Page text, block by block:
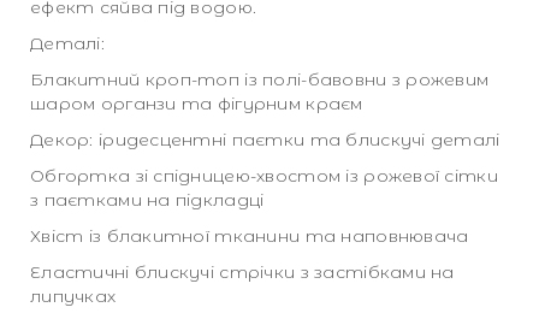
ефект сяйва під водою.
Деталі:
Блакитний кроп-топ із полі-бавовни з рожевим
шаром органзи та фігурним краєм
Декор: іридесцентні паєтки та блискучі деталі
Обгортка зі спідницею-хвостом із рожевої сітки
з паєтками на підкладці
Хвіст із блакитної тканини та наповнювача
Еластичні блискучі стрічки з застібками на
липучках